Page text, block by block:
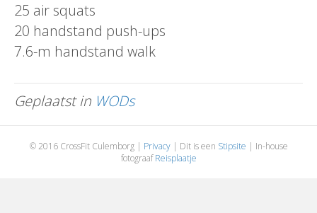
25 air squats
20 handstand push-ups
7.6-m handstand walk
Geplaatst in WODs
© 2016 CrossFit Culemborg | Privacy| Dit is een Stipsite | In-house
fotograafReisplaatje